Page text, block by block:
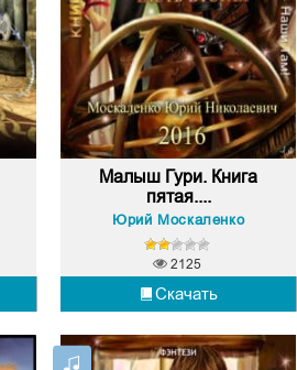
Малыш Гури. Книга
пятая....
Юрий Москаленко
Скачать
2125